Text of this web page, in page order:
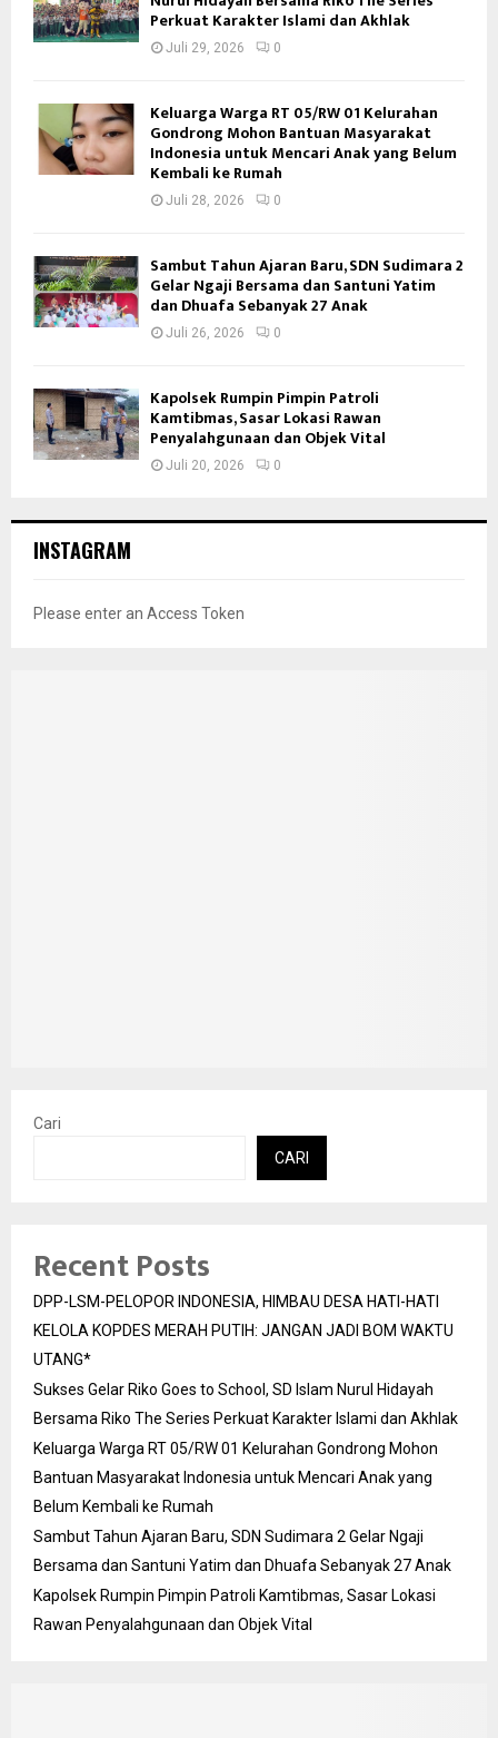
Perkuat Karakter Islami dan Akhlak
Juli 29, 2026 0
Keluarga Warga RT 05/RW 01 Kelurahan
Gondrong Mohon Bantuan Masyarakat
Indonesia untuk Mencari Anak yang Belum
Kembali ke Rumah
Juli 28, 2026 0
Sambut Tahun Ajaran Baru, SDN Sudimara 2
Gelar Ngaji Bersama dan Santuni Yatim
dan Dhuafa Sebanyak 27 Anak
Juli 26, 2026 0
Kapolsek Rumpin Pimpin Patroli
Kamtibmas, Sasar Lokasi Rawan
Penyalahgunaan dan Objek Vital
Juli 20, 2026 0
INSTAGRAM
Please enter an Access Token
Cari
CARI
Recent Posts
DPP-LSM-PELOPOR INDONESIA, HIMBAU DESA HATI-HATI
KELOLA KOPDES MERAH PUTIH: JANGAN JADI BOM WAKTU
UTANG*
Sukses Gelar Riko Goes to School, SD Islam Nurul Hidayah
Bersama Riko The Series Perkuat Karakter Islami dan Akhlak
Keluarga Warga RT 05/RW 01 Kelurahan Gondrong Mohon
Bantuan Masyarakat Indonesia untuk Mencari Anak yang
Belum Kembali ke Rumah
Sambut Tahun Ajaran Baru, SDN Sudimara 2 Gelar Ngaji
Bersama dan Santuni Yatim dan Dhuafa Sebanyak 27 Anak
Kapolsek Rumpin Pimpin Patroli Kamtibmas, Sasar Lokasi
Rawan Penyalahgunaan dan Objek Vital